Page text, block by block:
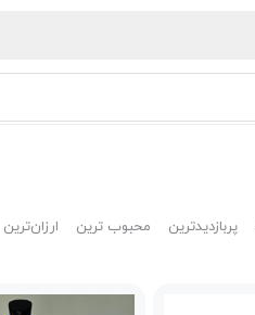
پربازدیدترین محبوب ترین ارزان‌ترین